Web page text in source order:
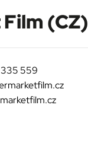
(CZ)
559